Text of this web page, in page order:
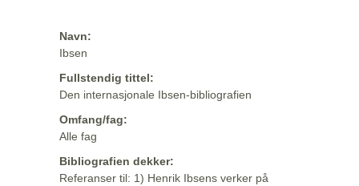
Navn:
Ibsen
Fullstendig tittel:
Den internasjonale Ibsen-bibliografien
Omfang/fag:
Alle fag
Bibliografien dekker:
Referanser til: 1) Henrik Ibsens verker på